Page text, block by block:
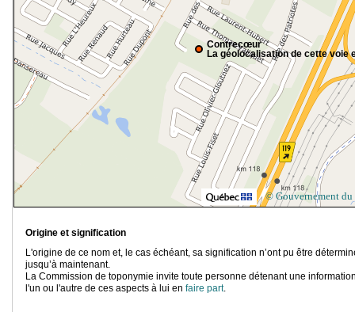
Contrecœur
La géolocalisation de cette voie
© Gouvernement du
Origine et signification
L'origine de ce nom et, le cas échéant, sa signification n’ont pu être
jusqu’à maintenant.
La Commission de toponymie invite toute personne détenant une
l'un ou l'autre de ces aspects à lui en faire part.